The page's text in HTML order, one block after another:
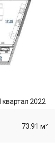
III квартал 2022
73.91 м²